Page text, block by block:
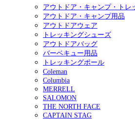
アウトドア・キャンプ・トレ
アウトドア・キャンプ用品
アウトドアウェア
トレッキングシューズ
アウトドアバッグ
バーベキュー用品
トレッキングポール
Coleman
Columbia
MERRELL
SALOMON
THE NORTH FACE
CAPTAIN STAG